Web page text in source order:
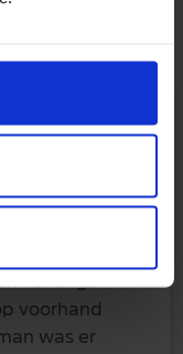
in om
voorhand
was er